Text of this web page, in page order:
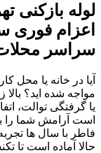
لوله بازکنی
اعزام
سراسر
آیا در خانه یا محل
مواجه شده اید؟
یا گرفتگی توالت،
است آرامش شما را
فاطر با سال ها
حالا آماده است تا